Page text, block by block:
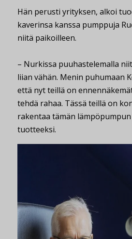
Hän perusti yrityksen, alkoi
kaverinsa kanssa pumppuja
niitä paikoilleen.
– Nurkissa puuhastelemalla
liian vähän. Menin puhumaan
että nyt teillä on
tehdä rahaa. Tässä teillä on
rakentaa tämän
tuotteeksi.